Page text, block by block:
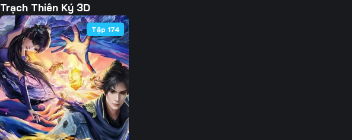
Trạch Thiên Ký 3D
Tập 174